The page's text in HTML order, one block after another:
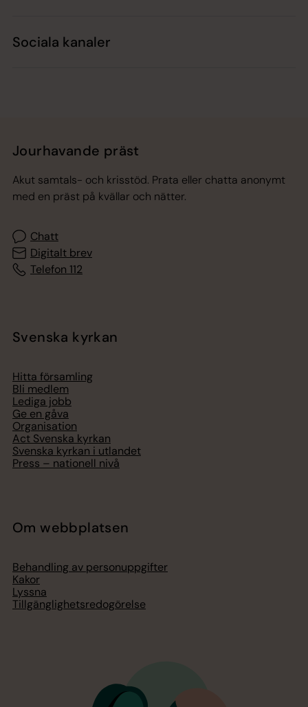
Sociala kanaler
Jourhavande präst
Akut samtals- och krisstöd. Prata eller chatta anonymt
med en präst på kvällar och nätter.
Chatt
Digitalt brev
Telefon 112
Svenska kyrkan
Hitta församling
Bli medlem
Lediga jobb
Ge en gåva
Organisation
Act Svenska kyrkan
Svenska kyrkan i utlandet
Press – nationell nivå
Om webbplatsen
Behandling av personuppgifter
Kakor
Lyssna
Tillgänglighetsredogörelse